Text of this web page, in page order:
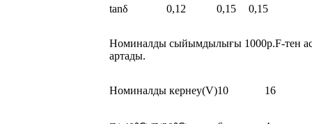
tanδ 0,12 0,15 0,15
Номиналды сыйымдылығы 1000p.F-тен
артады.
Номиналды кернеу(V)10 16